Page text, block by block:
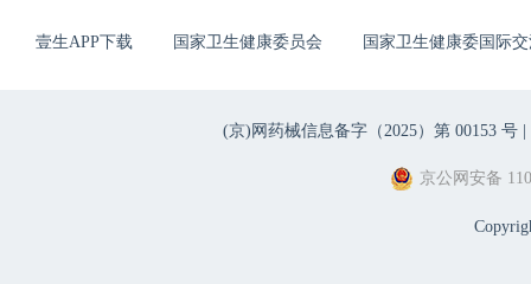
壹生APP下载 国家卫生健康委员会 国家卫生健康委国际
(京)网药械信息备字（2025）第 00153 号 |
京公网安备